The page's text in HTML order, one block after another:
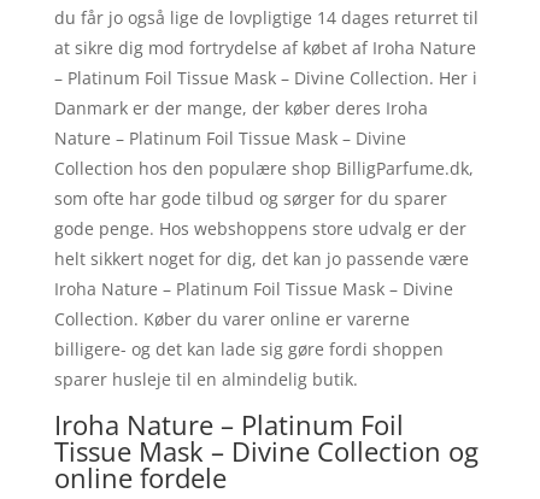
du får jo også lige de lovpligtige 14 dages returret til
at sikre dig mod fortrydelse af købet af Iroha Nature
– Platinum Foil Tissue Mask – Divine Collection. Her i
Danmark er der mange, der køber deres Iroha
Nature – Platinum Foil Tissue Mask – Divine
Collection hos den populære shop BilligParfume.dk,
som ofte har gode tilbud og sørger for du sparer
gode penge. Hos webshoppens store udvalg er der
helt sikkert noget for dig, det kan jo passende være
Iroha Nature – Platinum Foil Tissue Mask – Divine
Collection. Køber du varer online er varerne
billigere- og det kan lade sig gøre fordi shoppen
sparer husleje til en almindelig butik.
Iroha Nature – Platinum Foil
Tissue Mask – Divine Collection og
online fordele